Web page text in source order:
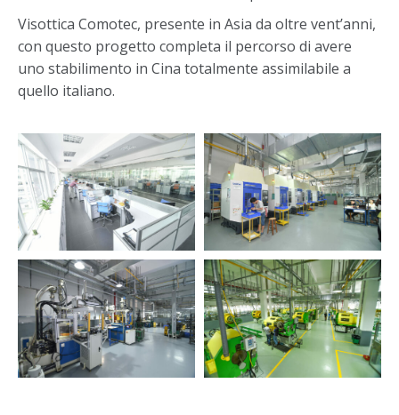
Visottica Comotec, presente in Asia da oltre vent’anni,
con questo progetto completa il percorso di avere
uno stabilimento in Cina totalmente assimilabile a
quello italiano.